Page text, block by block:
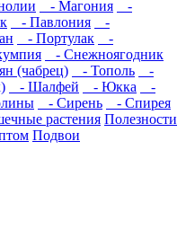
- Магония
-
- Павлония
-
- Портулак
-
- Снежноягодник
(чабрец) - Тополь
-
- Шалфей - Юкка
-
- Сирень
- Спирея
растения Полезности
Подвои